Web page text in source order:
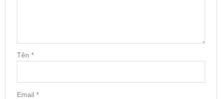
Tên *
Email *